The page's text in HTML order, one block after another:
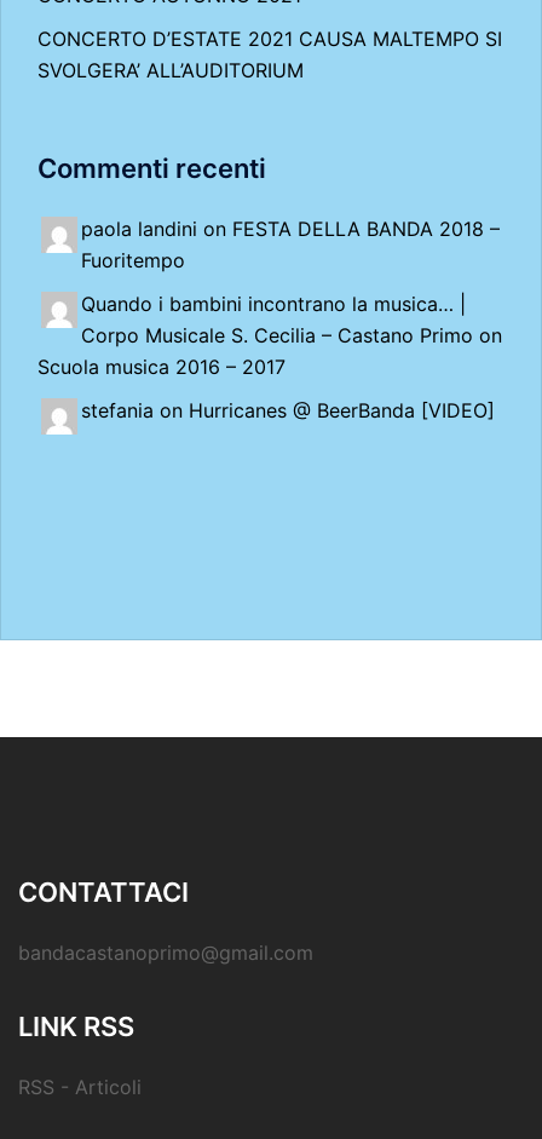
CONCERTO D’ESTATE 2021 CAUSA MALTEMPO SI
SVOLGERA’ ALL’AUDITORIUM
Commenti recenti
paola landini on FESTA DELLA BANDA 2018 –
Fuoritempo
Quando i bambini incontrano la musica… |
Corpo Musicale S. Cecilia – Castano Primo on
Scuola musica 2016 – 2017
stefania on Hurricanes @ BeerBanda [VIDEO]
CONTATTACI
bandacastanoprimo@gmail.com
LINK RSS
RSS - Articoli